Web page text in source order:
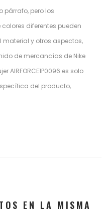
párrafo, pero los
diferentes pueden
material y otros aspectos,
de mercancías de Nike
AIRFORCE1P0096 es solo
del producto,
EN LA MISMA